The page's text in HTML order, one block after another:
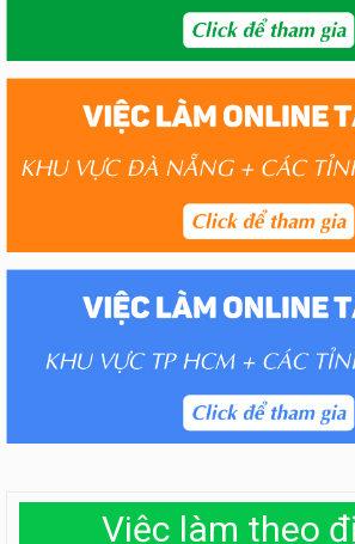
Việc làm theo